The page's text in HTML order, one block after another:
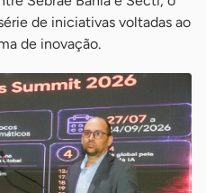
de iniciativas voltadas ao
de inovação.